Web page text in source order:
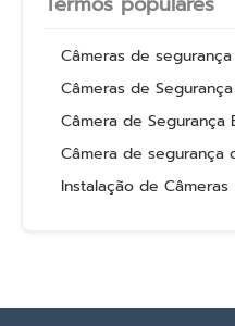
Câmeras de
Câmeras de
Câmera de Segurança
Câmera de segurança
Instalação de Câmeras